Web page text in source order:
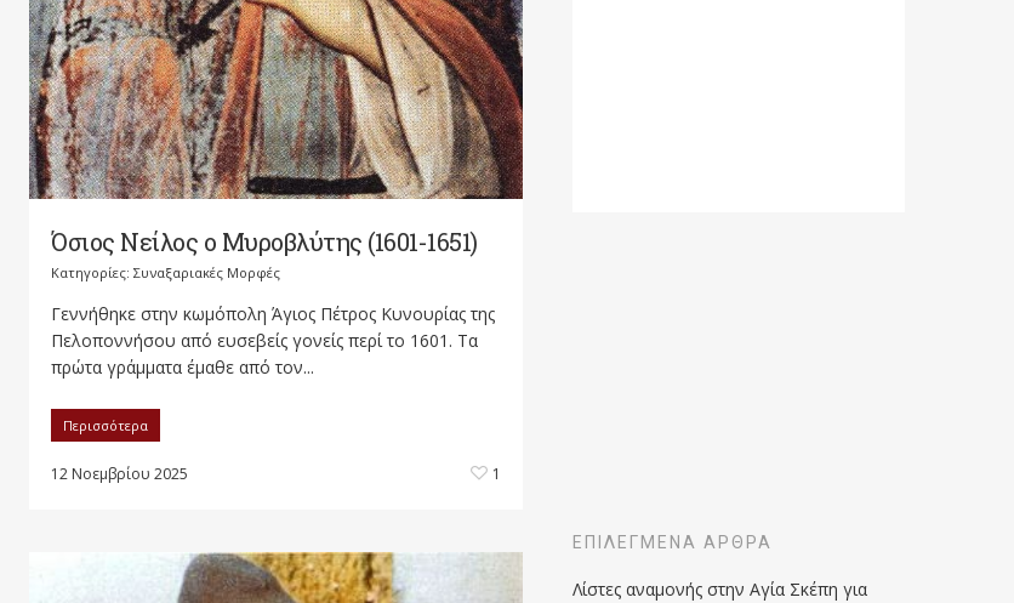
Όσιος Νείλος ο Μυροβλύτης (1601-1651)
Κατηγορίες: Συναξαριακές Μορφές
Γεννήθηκε στην κωμόπολη Άγιος Πέτρος Κυνουρίας της
Πελοποννήσου από ευσεβείς γονείς περί το 1601. Τα
πρώτα γράμματα έμαθε από τον...
Περισσότερα
12 Νοεμβρίου 2025 1
ΕΠΙΛΕΓΜΈΝΑ ΆΡΘΡΑ
Λίστες αναμονής στην Αγία Σκέπη για